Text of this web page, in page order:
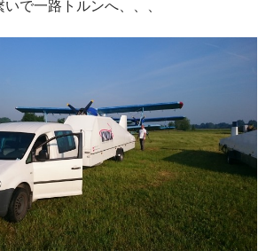
で一路トルンへ、、、